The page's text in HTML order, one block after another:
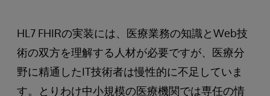
HL7 FHIRの実装には、医療業務の知識とWeb技
術の双方を理解する人材が必要ですが、医療分
野に精通したIT技術者は慢性的に不足していま
す。とりわけ中小規模の医療機関では専任の情